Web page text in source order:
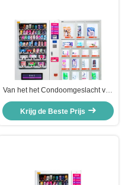
Van het het Condoomgeslacht van
de combinatieAutomaat van de de
ProductenAutomaat
Spiraalvormige de Rolgroeven
Krijg de Beste Prijs